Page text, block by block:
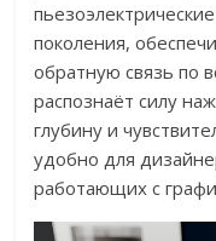
поколения,
обратную связь по
распознаёт силу
глубину и
удобно для
работающих с